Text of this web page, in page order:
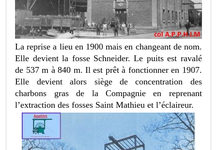
La reprise a lieu en 1900 mais en changeant de nom.
Elle devient la fosse Schneider. Le puits est ravalé
de 537 m à 840 m. Il est prêt à fonctionner en 1907.
Elle devient alors siège de concentration des
charbons gras de la Compagnie en reprenant
l’extraction des fosses Saint Mathieu et l’éclaireur.